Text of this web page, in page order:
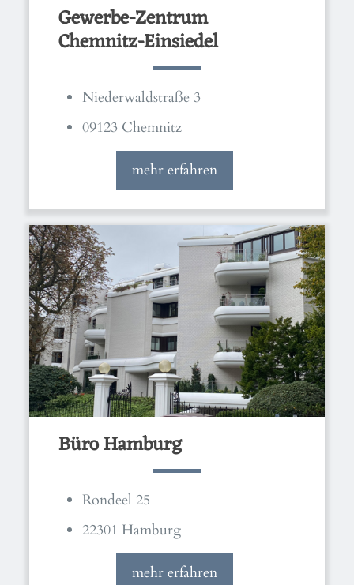
Gewerbe-Zentrum
Chemnitz-Einsiedel
Niederwaldstraße 3
09123 Chemnitz
mehr erfahren
Büro Hamburg
Rondeel 25
22301 Hamburg
mehr erfahren